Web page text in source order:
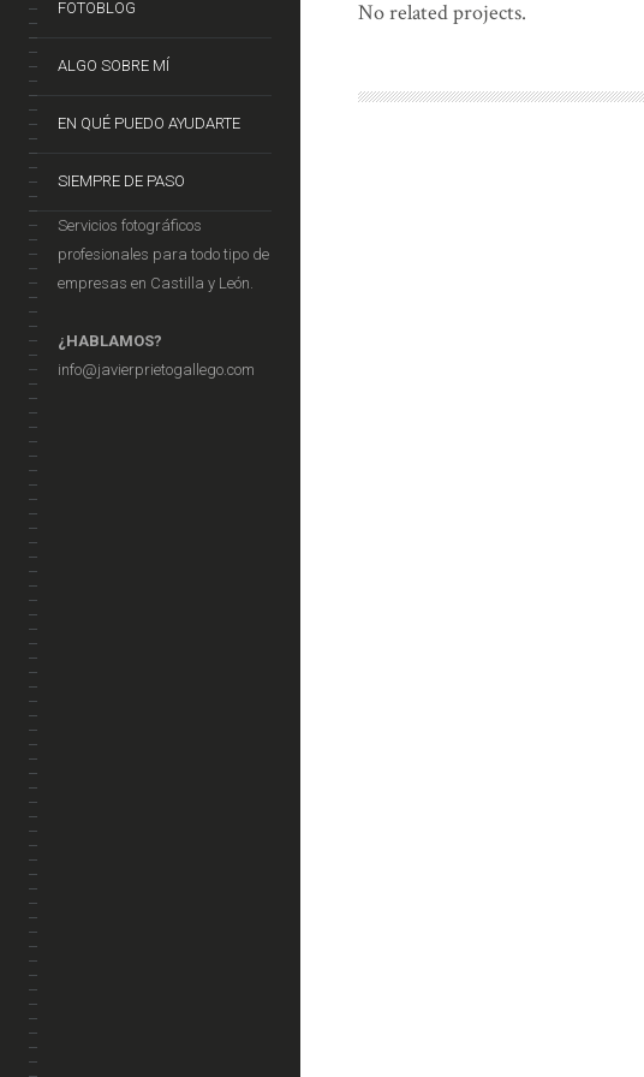
FOTOBLOG
ALGO SOBRE MÍ
EN QUÉ PUEDO AYUDARTE
SIEMPRE DE PASO
Servicios fotográficos
profesionales para todo tipo de
empresas en Castilla y León.
¿HABLAMOS?
info@javierprietogallego.com
No related projects.